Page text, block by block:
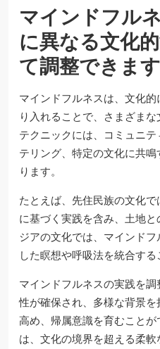
マインドフル
に異なる文化
て調整できま
マインドフルネスは、文化
り入れることで、さまざまな
テクニックには、コミュニ
テリング、特定の文化に共
ります。
たとえば、先住民族の文化
に基づく実践を含み、土地
ジアの文化では、マインド
した瞑想や呼吸法を統合する
マインドフルネスの実践を
性が確保され、多様な背景
高め、帰属意識を育むこと
は、文化の境界を超える柔